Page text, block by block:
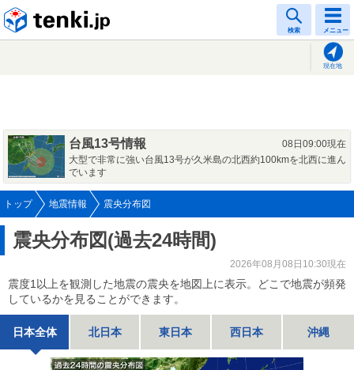
検索 メニュー
現在地
台風13号情報
08日09:00現在
大型で非常に強い台風13号が久米島の北西約100kmを北西に進ん
でいます
トップ 地震情報 震央分布図
震央分布図(過去24時間)
2026年08月08日10:30現在
震度1以上を観測した地震の震央を地図上に表示。どこで地震が頻発
しているかを見ることができます。
日本全体 北日本 東日本 西日本 沖縄